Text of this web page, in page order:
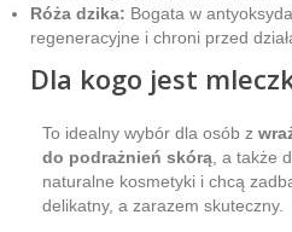
Róża dzika: Bogata w
regeneracyjne i chroni przed
Dla kogo jest
To idealny wybór dla osób z
do podrażnień skórą , a także
naturalne kosmetyki i chcą
delikatny, a zarazem skuteczny.